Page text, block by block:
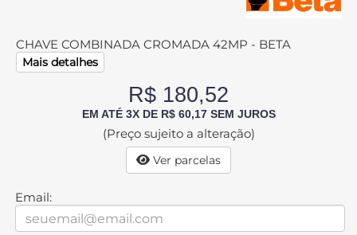
CHAVE COMBINADA CROMADA 42MP - BETA
Mais detalhes
R$ 180,52
EM ATÉ 3X DE R$ 60,17 SEM JUROS
(Preço sujeito a alteração)
Ver parcelas
Email: